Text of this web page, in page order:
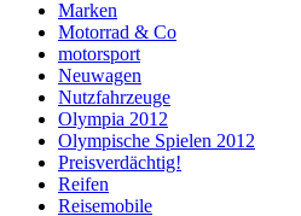
Marken
Motorrad & Co
motorsport
Neuwagen
Nutzfahrzeuge
Olympia 2012
Olympische Spielen 2012
Preisverdächtig!
Reifen
Reisemobile